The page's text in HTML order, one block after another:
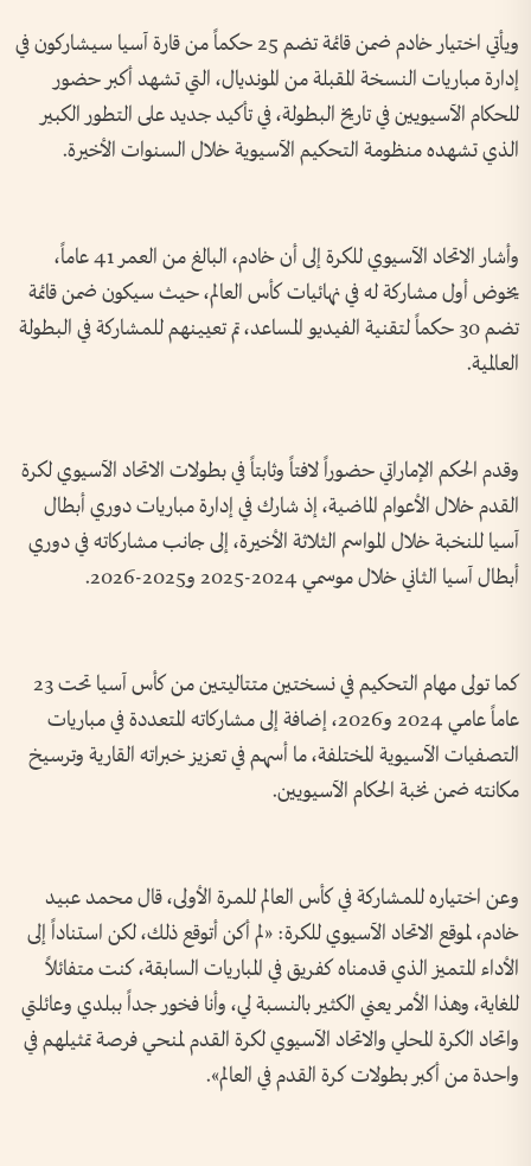
ويأتي اختيار خادم ضمن قائمة تضم 25 حكماً من قارة آسيا سيشاركون في
إدارة مباريات النسخة المقبلة من المونديال، التي تشهد أكبر حضور
للحكام الآسيويين في تاريخ البطولة، في تأكيد جديد على التطور الكبير
الذي تشهده منظومة التحكيم الآسيوية خلال السنوات الأخيرة.
وأشار الاتحاد الآسيوي للكرة إلى أن خادم، البالغ من العمر 41 عاماً،
يخوض أول مشاركة له في نهائيات كأس العالم، حيث سيكون ضمن قائمة
تضم 30 حكماً لتقنية الفيديو المساعد، تم تعيينهم للمشاركة في البطولة
العالمية.
وقدم الحكم الإماراتي حضوراً لافتاً وثابتاً في بطولات الاتحاد الآسيوي لكرة
القدم خلال الأعوام الماضية، إذ شارك في إدارة مباريات دوري أبطال
آسيا للنخبة خلال المواسم الثلاثة الأخيرة، إلى جانب مشاركاته في دوري
أبطال آسيا الثاني خلال موسمي 2024-2025 و2025-2026.
كما تولى مهام التحكيم في نسختين متتاليتين من كأس آسيا تحت 23
عاماً عامي 2024 و2026، إضافة إلى مشاركاته المتعددة في مباريات
التصفيات الآسيوية المختلفة، ما أسهم في تعزيز خبراته القارية وترسيخ
مكانته ضمن نخبة الحكام الآسيويين.
وعن اختياره للمشاركة في كأس العالم للمرة الأولى، قال محمد عبيد
خادم، لموقع الاتحاد الآسيوي للكرة: «لم أكن أتوقع ذلك، لكن استناداً إلى
الأداء المتميز الذي قدمناه كفريق في المباريات السابقة، كنت متفائلاً
للغاية، وهذا الأمر يعني الكثير بالنسبة لي، وأنا فخور جداً ببلدي وعائلتي
واتحاد الكرة المحلي والاتحاد الآسيوي لكرة القدم لمنحي فرصة تمثيلهم في
واحدة من أكبر بطولات كرة القدم في العالم».